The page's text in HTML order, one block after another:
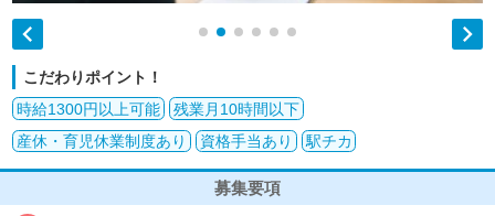
 
こだわりポイント！
時給1300円以上可能
残業月10時間以下
産休・育児休業制度あり
資格手当あり 駅チカ
募集要項